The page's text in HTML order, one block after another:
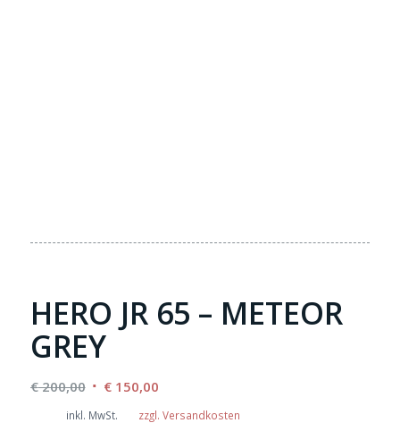
HERO JR 65 – METEOR
GREY
€200,00 Ursprünglicher
€150,00Aktueller
inkl. MwSt.
zzgl. Versandkosten